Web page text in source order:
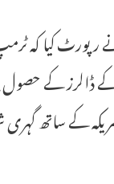
رپورٹ کیا کہ
کے ڈالرز کے حصول
کے ساتھ